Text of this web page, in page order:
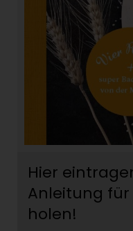
Hier
Anleitung
holen!